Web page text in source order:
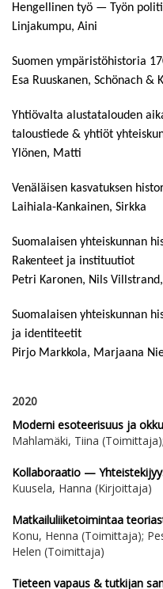
Hengellinen työ — Työn
Linjakumpu, Aini
Suomen ympäristöhistoria
Esa Ruuskanen, Schönach &
Yhtiövalta alustatalouden
taloustiede & yhtiöt
Ylönen, Matti
Venäläisen kasvatuksen
Laihiala-Kankainen, Sirkka
Suomalaisen yhteiskunnan
Rakenteet ja instituutiot
Petri Karonen, Nils
Suomalaisen yhteiskunnan
ja identiteetit
Pirjo Markkola, Marjaana
2020
Moderni esoteerisuus ja
Mahlamäki, Tiina
Kollaboraatio —
Kuusela, Hanna (Kirjoittaja)
Matkailuliiketoimintaa
Konu, Henna (Toimittaja);
Helen (Toimittaja)
Tieteen vapaus & tutkijan